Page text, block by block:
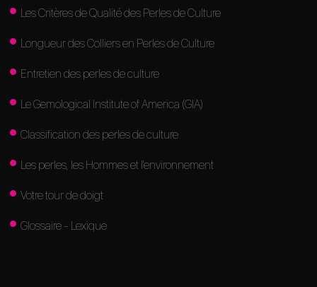
Les Critères de Qualité des Perles de Culture
Longueur des Colliers en Perles de Culture
Entretien des perles de culture
Le Gemological Institute of America (GIA)
Classification des perles de culture
Les perles, les Hommes et l'environnement
Votre tour de doigt
Glossaire - Lexique